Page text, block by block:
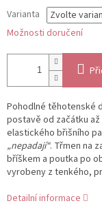
Varianta
Možnosti doručení
Pohodlné těhotenské
postavě od začátku
elastického břišního
„nepadají“. Třmen na
bříškem a poutka po
vyrobeny z tenkého,
Detailní informace